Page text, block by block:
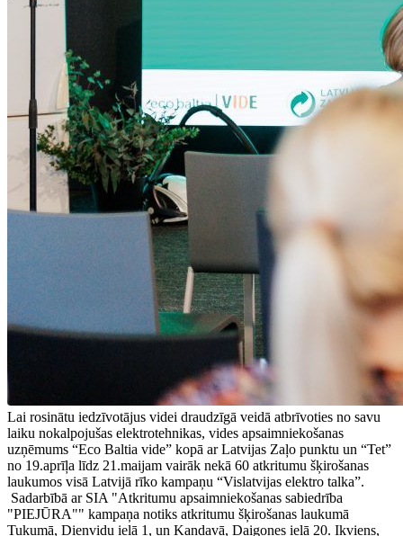
Lai rosinātu iedzīvotājus videi draudzīgā veidā atbrīvoties no savu
laiku nokalpojušas elektrotehnikas, vides apsaimniekošanas
uzņēmums “Eco Baltia vide” kopā ar Latvijas Zaļo punktu un “Tet”
no 19.aprīļa līdz 21.maijam vairāk nekā 60 atkritumu šķirošanas
laukumos visā Latvijā rīko kampaņu “Vislatvijas elektro talka”.
Sadarbībā ar SIA "Atkritumu apsaimniekošanas sabiedrība
"PIEJŪRA"" kampaņa notiks atkritumu šķirošanas laukumā
Tukumā, Dienvidu ielā 1, un Kandavā, Daigones ielā 20. Ikviens,